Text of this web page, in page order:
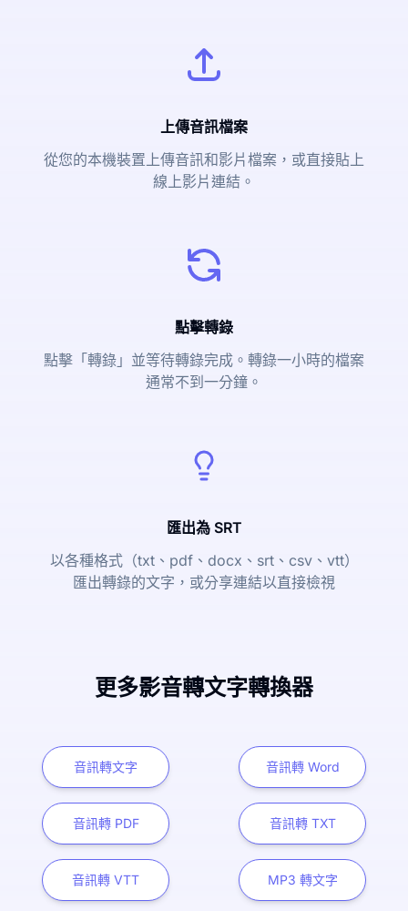
上傳音訊檔案
從您的本機裝置上傳音訊和影片檔案，或直接貼上
線上影片連結。
點擊轉錄
點擊「轉錄」並等待轉錄完成。轉錄一小時的檔案
通常不到一分鐘。
匯出為 SRT
以各種格式（txt、pdf、docx、srt、csv、vtt）
匯出轉錄的文字，或分享連結以直接檢視
更多影音轉文字轉換器
音訊轉文字 音訊轉 Word
音訊轉 PDF 音訊轉 TXT
音訊轉 VTT MP3 轉文字